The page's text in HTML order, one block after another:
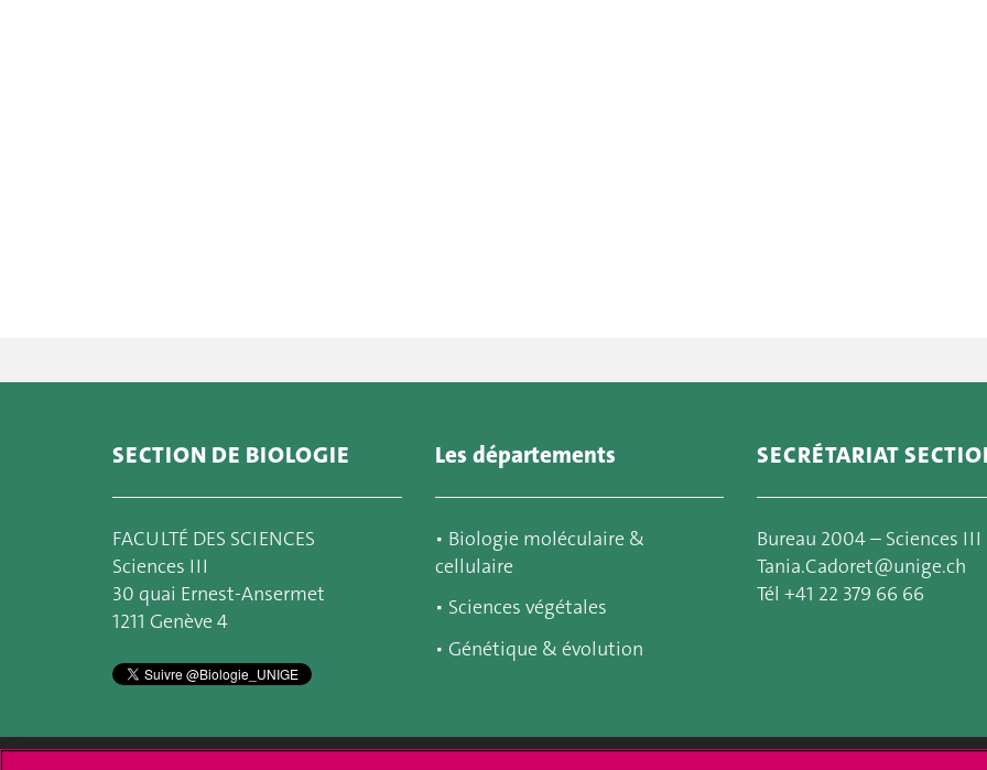
SECTION DE BIOLOGIE
FACULTÉ DES SCIENCES
Sciences III
30 quai Ernest-Ansermet
1211 Genève 4
Les départements
▪ Biologie moléculaire &
cellulaire
▪ Sciences végétales
▪ Génétique & évolution
SECRÉTARIAT
Bureau 2004 – Sciences III
Tania.Cadoret@unige.ch
Tél +41 22 379 66 66